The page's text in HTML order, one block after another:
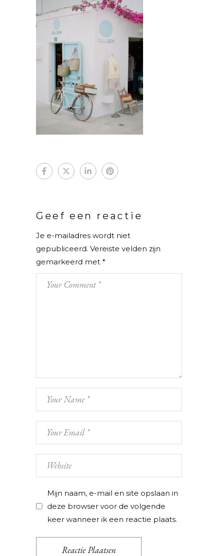
Geef een reactie
Je e-mailadres wordt niet
gepubliceerd. Vereiste velden zijn
gemarkeerd met *
Mijn naam, e-mail en site opslaan in
deze browser voor de volgende
keer wanneer ik een reactie plaats.
Reactie Plaatsen